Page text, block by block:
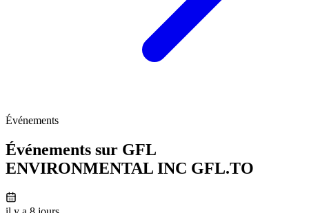
Événements
Événements sur GFL
ENVIRONMENTAL INC GFL.TO